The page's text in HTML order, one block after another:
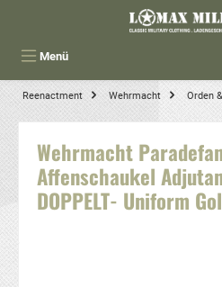
Menü
Reenactment Wehrmacht Orden
Wehrmacht
Affenschaukel
DOPPELT- Uniform